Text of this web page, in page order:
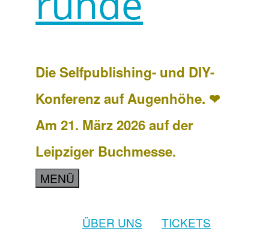
Die Selfpublishing- und DIY-
Konferenz auf Augenhöhe. ❤
Am 21. März 2026 auf der
Leipziger Buchmesse.
MENÜ
ÜBER UNS
TICKETS